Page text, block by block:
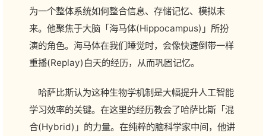
为一个整体系统如何整合信息、存储记忆、模拟未
来。他聚焦于大脑「海马体(Hippocampus)」所扮
演的角色。海马体在我们睡觉时，会像快速倒带一样
重播(Replay)白天的经历，从而巩固记忆。
哈萨比斯认为这种生物学机制是大幅提升人工智能
学习效率的关键。在这里的经历教会了哈萨比斯「混
合(Hybrid)」的力量。在纯粹的脑科学家中间，他讲